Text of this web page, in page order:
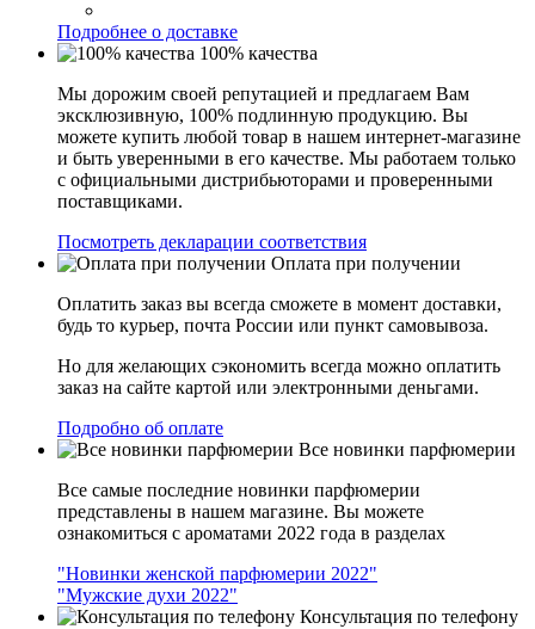
Подробнее о доставке
100% качества
Мы дорожим своей репутацией и предлагаем Вам
эксклюзивную, 100% подлинную продукцию. Вы
можете купить любой товар в нашем интернет-магазине
и быть уверенными в его качестве. Мы работаем только
с официальными дистрибьюторами и проверенными
поставщиками.
Посмотреть декларации соответствия
Оплата при получении
Оплатить заказ вы всегда сможете в момент доставки,
будь то курьер, почта России или пункт самовывоза.
Но для желающих сэкономить всегда можно оплатить
заказ на сайте картой или электронными деньгами.
Подробно об оплате
Все новинки парфюмерии
Все самые последние новинки парфюмерии
представлены в нашем магазине. Вы можете
ознакомиться с ароматами 2022 года в разделах
"Новинки женской парфюмерии 2022"
"Мужские духи 2022"
Консультация по телефону